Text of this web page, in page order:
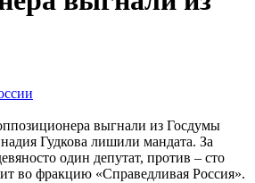
Гудкова лишили мандата. За
один депутат, против – сто
во фракцию «Справедливая Россия».